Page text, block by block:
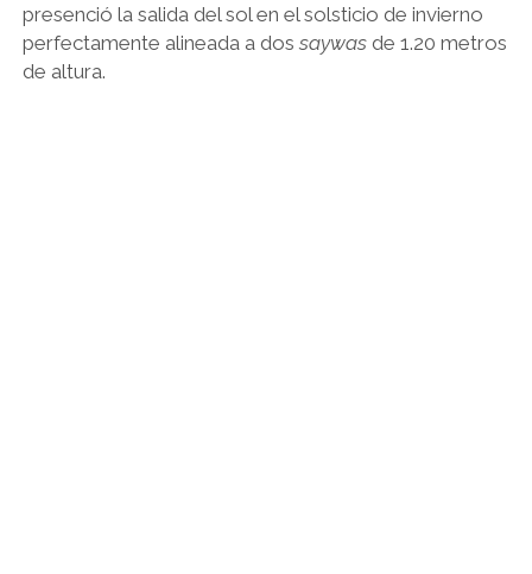
presenció la salida del sol en el solsticio de invierno
perfectamente alineada a dos saywasde 1.20 metros
de altura.